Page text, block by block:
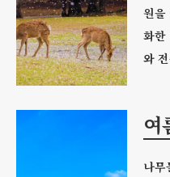
원을
화한
와
여
나무